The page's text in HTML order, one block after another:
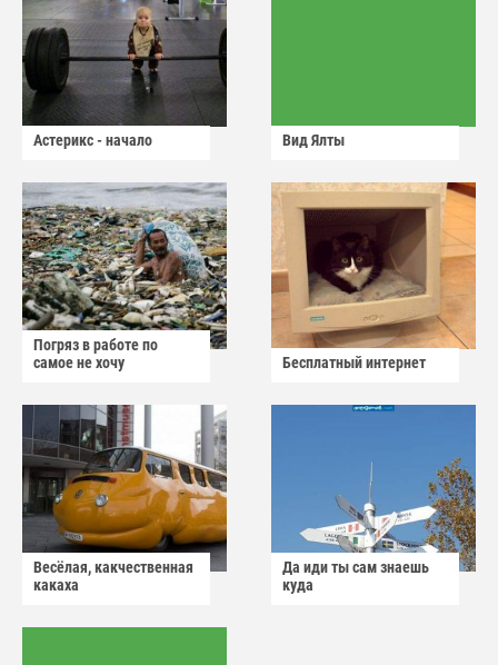
Астерикс - начало Вид Ялты
Погряз в работе по
самое не хочу
Бесплатный интернет
Весёлая, какчественная
какаха
Да иди ты сам знаешь
куда